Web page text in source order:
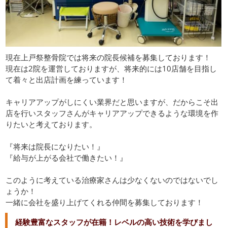
現在上戸祭整骨院では将来の院長候補を募集しております！
現在は2院を運営しておりますが、将来的には10店舗を目指し
て着々と出店計画を練っています！
キャリアアップがしにくい業界だと思いますが、だからこそ出
店を行いスタッフさんがキャリアアップできるような環境を作
りたいと考えております。
『将来は院長になりたい！』
『給与が上がる会社で働きたい！』
このように考えている治療家さんは少なくないのではないでし
ょうか！
一緒に会社を盛り上げてくれる仲間を募集しております！
経験豊富なスタッフが在籍！レベルの高い技術を学びまし